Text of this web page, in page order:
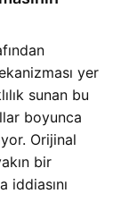
yer
sunan bu
boyunca
Orijinal
bir
iddiasını